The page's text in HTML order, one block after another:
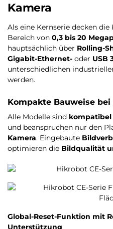
Kamera
Als eine Kernserie decken die
Bereich von 0,3 bis 20
hauptsächlich über Rolling-
Gigabit-Ethernet- oder USB
unterschiedlichen
werden.
Kompakte Bauweise
Alle Modelle sind kompatibel
und beanspruchen nur den
Kamera. Eingebaute
optimieren die Bildqualität
Global-Reset-Funktion mit
Unterstützung